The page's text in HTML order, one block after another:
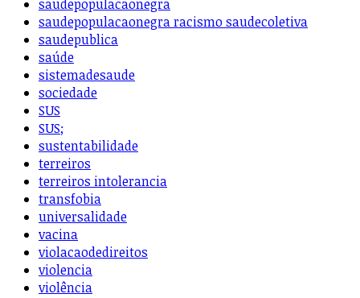
saudepopulacaonegra
saudepopulacaonegra racismo saudecoletiva
saudepublica
saúde
sistemadesaude
sociedade
SUS
SUS;
sustentabilidade
terreiros
terreiros intolerancia
transfobia
universalidade
vacina
violacaodedireitos
violencia
violência